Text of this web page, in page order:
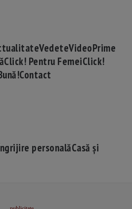
VedeteVideoPrime
Click! Pentru FemeiClick!
Contact
personalăCasă și